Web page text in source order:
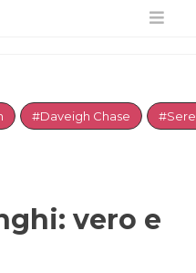
#Daveigh Chase
vero e